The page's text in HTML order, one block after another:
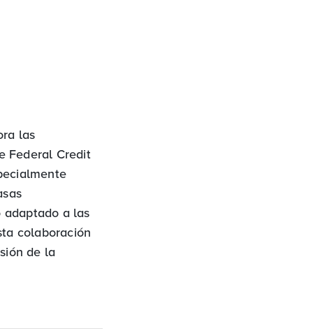
las
Federal Credit
adaptado a las
colaboración
de la